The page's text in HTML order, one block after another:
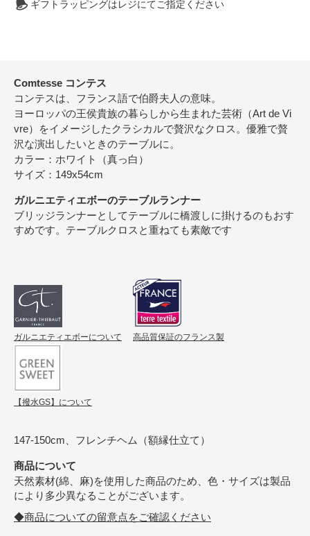
ギフトラッピングはレジにてご指定ください
Comtesse コンテス
コンテスは、フランス語で伯爵夫人の意味。
ヨーロッパの王侯貴族の暮らしから生まれた芸術（Art de Vi
vre）をイメージしたクラシカルで贅沢なクロス。優雅で贅
沢な演出したいときのテーブルに。
カラー：ホワイト（真っ白）
サイズ：149x54cm
ガルニエティエボーのテーブルランナー
ブリッジランナーとしてテーブルに橋渡しに掛けるのもおす
すめです。テーブルクロスと重ねても素敵です
ガルニエティエボーについて 高品質保証のフランス製
【撥水GS】について
147-150cm、フレンチヘム（額縁仕立て）
商品について
天然素材(綿、麻)を使用した商品のため、色・サイズは製品
により多少異なることがございます。
◆商品についての留意点をご確認ください